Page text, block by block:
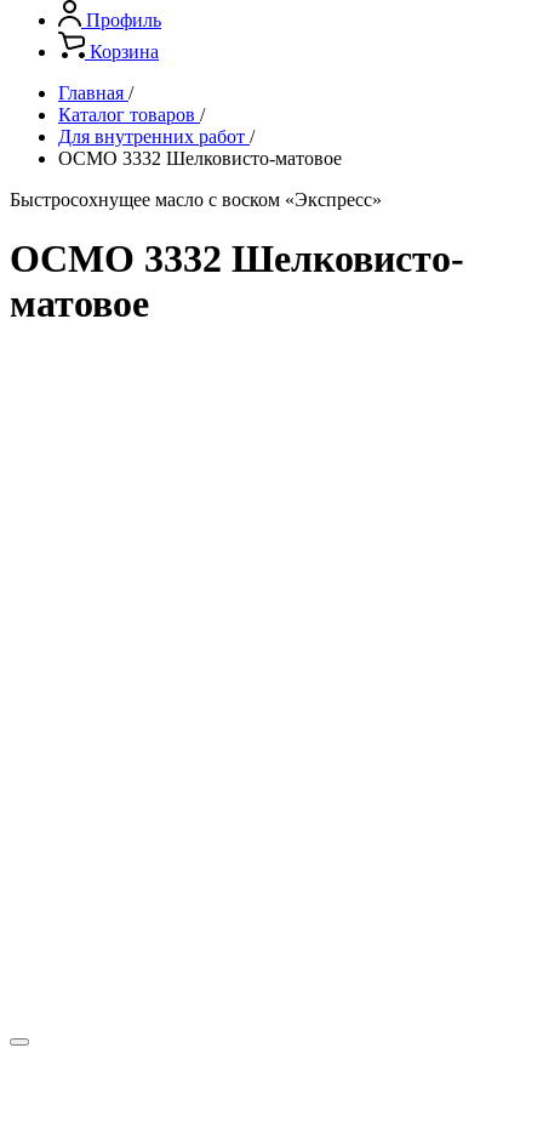
Профиль
Корзина
Главная /
Каталог товаров /
Для внутренних работ /
ОСМО 3332 Шелковисто-матовое
Быстросохнущее масло с воском «Экспресс»
ОСМО 3332 Шелковисто-
матовое